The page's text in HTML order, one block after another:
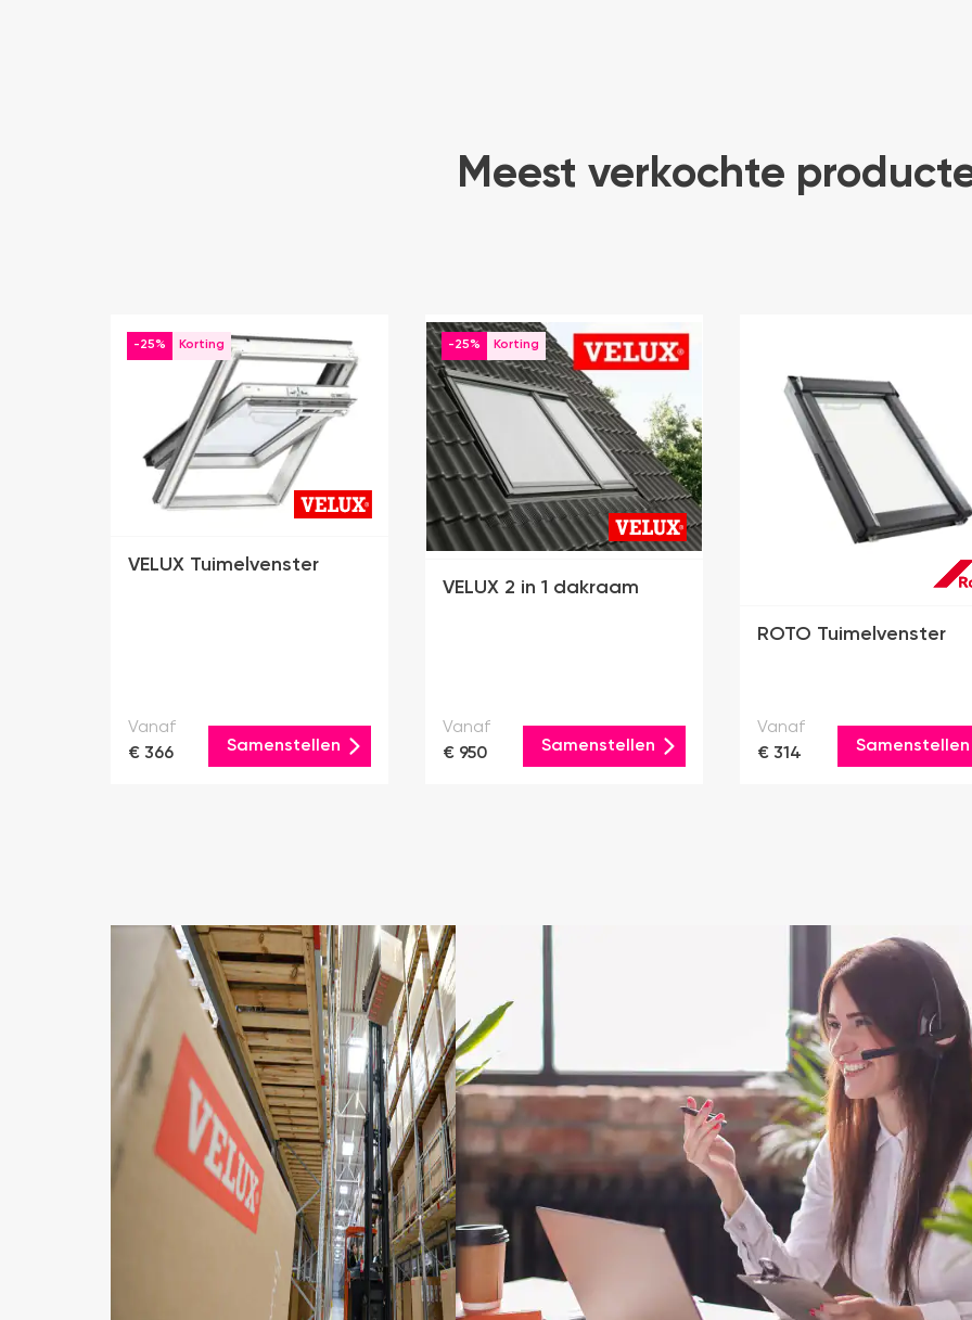
Meest verkochte
-25%
VELUX Tuimelvenster
Vanaf
€ 366
Samenstellen
-25%
VELUX 2 in 1 dakraam
Vanaf
€ 950
Samenstellen
ROTO Tuimelvenster
Vanaf
€ 314
Samenstellen